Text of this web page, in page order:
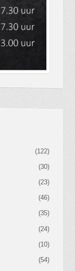
(122)
(30)
(23)
(46)
(35)
(24)
(10)
(54)